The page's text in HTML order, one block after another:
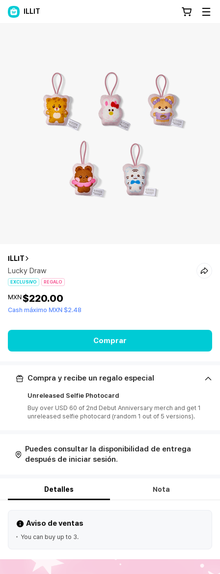
ILLIT
ILLIT
Lucky Draw
EXCLUSIVO REGALO
MXN$220.00
Cash máximo MXN $2.48
Comprar
Compra y recibe un regalo especial
Unreleased Selfie Photocard
Buy over USD 60 of 2nd Debut Anniversary merch and get 1
unreleased selfie photocard (random 1 out of 5 versions).
Puedes consultar la disponibilidad de entrega
después de iniciar sesión.
Detalles Nota
Aviso de ventas
You can buy up to 3.